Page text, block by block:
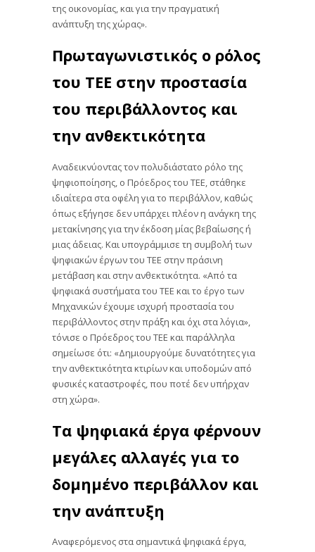
της οικονομίας, και για την πραγματική
ανάπτυξη της χώρας».
Πρωταγωνιστικός ο ρόλος
του ΤΕΕ στην προστασία
του περιβάλλοντος και
την ανθεκτικότητα
Αναδεικνύοντας τον πολυδιάστατο ρόλο της
ψηφιοποίησης, ο Πρόεδρος του ΤΕΕ, στάθηκε
ιδιαίτερα στα οφέλη για το περιβάλλον, καθώς
όπως εξήγησε δεν υπάρχει πλέον η ανάγκη της
μετακίνησης για την έκδοση μίας βεβαίωσης ή
μιας άδειας. Και υπογράμμισε τη συμβολή των
ψηφιακών έργων του ΤΕΕ στην πράσινη
μετάβαση και στην ανθεκτικότητα. «Από τα
ψηφιακά συστήματα του ΤΕΕ και το έργο των
Μηχανικών έχουμε ισχυρή προστασία του
περιβάλλοντος στην πράξη και όχι στα λόγια»,
τόνισε ο Πρόεδρος του ΤΕΕ και παράλληλα
σημείωσε ότι: «Δημιουργούμε δυνατότητες για
την ανθεκτικότητα κτιρίων και υποδομών από
φυσικές καταστροφές, που ποτέ δεν υπήρχαν
στη χώρα».
Τα ψηφιακά έργα φέρνουν
μεγάλες αλλαγές για το
δομημένο περιβάλλον και
την ανάπτυξη
Αναφερόμενος στα σημαντικά ψηφιακά έργα,